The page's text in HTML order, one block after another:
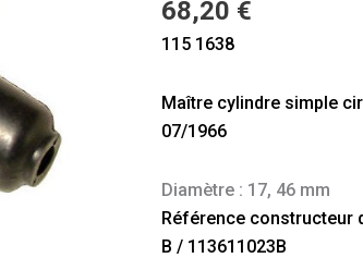
68,20 €
115 1638
Maître cylindre simple
07/1966
Diamètre : 17, 46 mm
Référence constructeur
B / 113611023B
Coccinelle
08/1964
07/1966